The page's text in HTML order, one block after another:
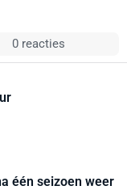
0 reacties
één seizoen weer